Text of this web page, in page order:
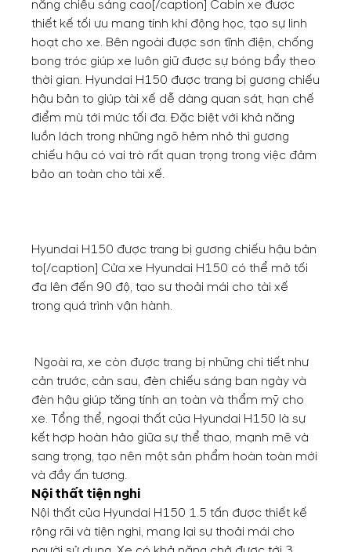
năng chiếu sáng cao[/caption] Cabin xe được
thiết kế tối ưu mang tính khí động học, tạo sự linh
hoạt cho xe. Bên ngoài được sơn tĩnh điện, chống
bong tróc giúp xe luôn giữ được sự bóng bẩy theo
thời gian. Hyundai H150 được trang bị gương chiếu
hậu bản to giúp tài xế dễ dàng quan sát, hạn chế
điểm mù tới mức tối đa. Đặc biệt với khả năng
luồn lách trong những ngõ hẻm nhỏ thì gương
chiếu hậu có vai trò rất quan trọng trong việc đảm
bảo an toàn cho tài xế.
Hyundai H150 được trang bị gương chiếu hậu bản
to[/caption] Cửa xe Hyundai H150 có thể mở tối
đa lên đến 90 độ, tạo sư thoải mái cho tài xế
trong quá trình vận hành.
Ngoài ra, xe còn được trang bị những chi tiết như
cản trước, cản sau, đèn chiếu sáng ban ngày và
đèn hậu giúp tăng tính an toàn và thẩm mỹ cho
xe. Tổng thể, ngoại thất của Hyundai H150 là sự
kết hợp hoàn hảo giữa sự thể thao, mạnh mẽ và
sang trọng, tạo nên một sản phẩm hoàn toàn mới
và đầy ấn tượng.
Nội thất tiện nghi
Nội thất của Hyundai H150 1.5 tấn được thiết kế
rộng rãi và tiện nghi, mang lại sự thoải mái cho